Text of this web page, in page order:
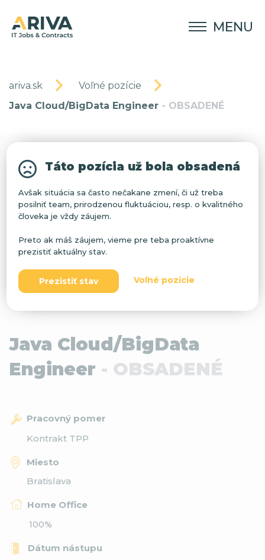
MENU
ariva.sk
Voľné pozície
Java Cloud/BigData Engineer - OBSADENÉ
Java Cloud/BigData
Engineer - OBSADENÉ
Pracovný pomer
Kontrakt TPP
Miesto
Bratislava
Home Office
100%
Dátum nástupu
Táto pozícia už bola obsadená
Avšak situácia sa často nečakane zmení, či už treba
posilniť team, prirodzenou fluktuáciou, resp. o kvalitného
človeka je vždy záujem.
Preto ak máš záujem, vieme pre teba proaktívne
prezistiť aktuálny stav.
Prezistiť stav Voľné pozície